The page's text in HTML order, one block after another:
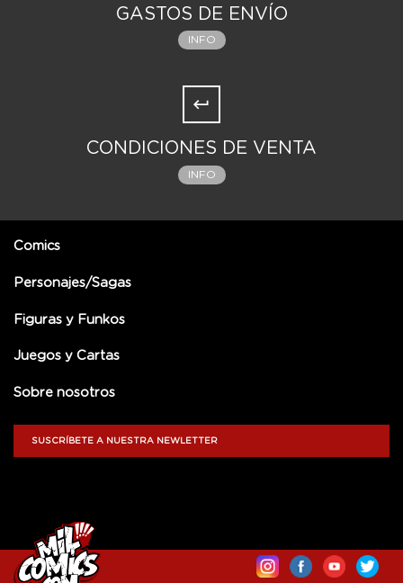
GASTOS DE ENVÍO
INFO
CONDICIONES DE VENTA
INFO
Comics
Personajes/Sagas
Figuras y Funkos
Juegos y Cartas
Sobre nosotros
SUSCRÍBETE A NUESTRA NEWLETTER